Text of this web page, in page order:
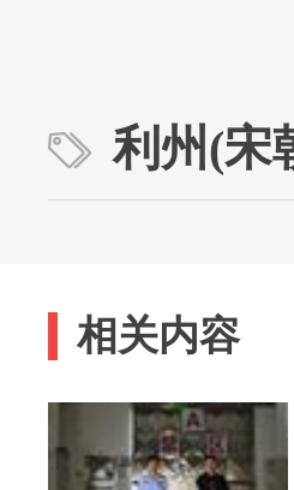
利州(宋
相关内容